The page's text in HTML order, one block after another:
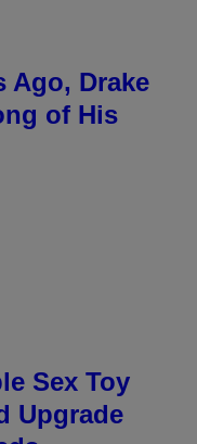
Ago, Drake
of His
Sex Toy
Upgrade